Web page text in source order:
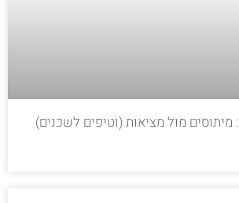
מול מציאות (וטיפים לשכנים)